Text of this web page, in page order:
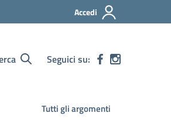
Accedi
Seguici su:
Tutti gli argomenti